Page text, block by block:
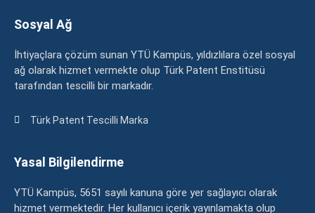
Sosyal Ağ
İhtiyaçlara çözüm sunan YTÜ Kampüs, yıldızlılara özel sosyal
ağ olarak hizmet vermekte olup Türk Patent Enstitüsü
tarafından tescilli bir markadır.
Türk Patent Tescilli Marka
Yasal Bilgilendirme
YTÜ Kampüs, 5651 sayılı kanuna göre yer sağlayıcı olarak
hizmet vermektedir. Her kullanıcı içerik yayınlamakta olup